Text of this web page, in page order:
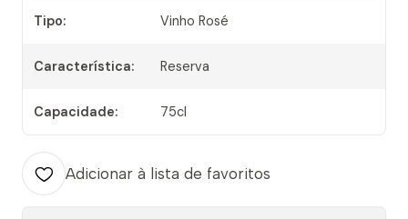
Tipo: Vinho Rosé
Característica: Reserva
Capacidade: 75cl
Adicionar à lista de favoritos